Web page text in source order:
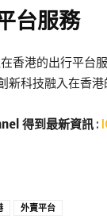
台服務
香港的出行平台
新科技融入在香
得到最新資訊 :
外賣平台